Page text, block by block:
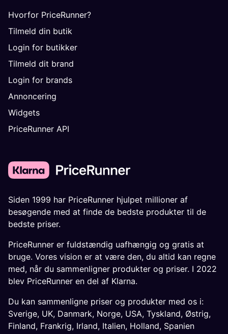
Hvorfor PriceRunner?
Tilmeld din butik
Login for butikker
Tilmeld dit brand
Login for brands
Annoncering
Widgets
PriceRunner API
Siden 1999 har PriceRunner hjulpet millioner af
besøgende med at finde de bedste produkter til de
bedste priser.
PriceRunner er fuldstændig uafhængig og gratis at
bruge. Vores vision er at være den, du altid kan regne
med, når du sammenligner produkter og priser. I 2022
blev PriceRunner en del af Klarna.
Du kan sammenligne priser og produkter med os i:
Sverige, UK, Danmark, Norge, USA, Tyskland, Østrig,
Finland, Frankrig, Irland, Italien, Holland, Spanien